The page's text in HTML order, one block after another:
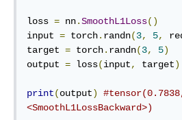
loss = nn.SmoothL1Loss()
input = torch. randn(3, 5,
target = torch. randn(3, 5)
output = loss(input, target)
print(output)
<SmoothL1LossBackward>)